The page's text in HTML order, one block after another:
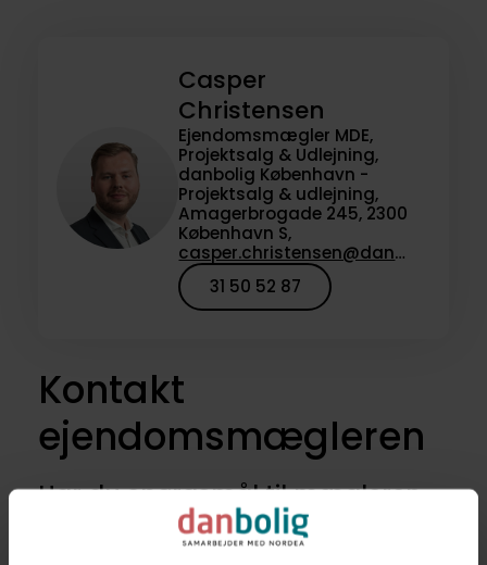
Casper
Christensen
Ejendomsmægler MDE,
Projektsalg & Udlejning,
danbolig København -
Projektsalg & udlejning,
Amagerbrogade 245, 2300
København S,
casper.christensen@danbolig.dk
31 50 52 87
Kontakt
ejendomsmægleren
Har du spørgsmål til mægleren,
der havde denne bolig til salg,
eller vil du høre om lignende